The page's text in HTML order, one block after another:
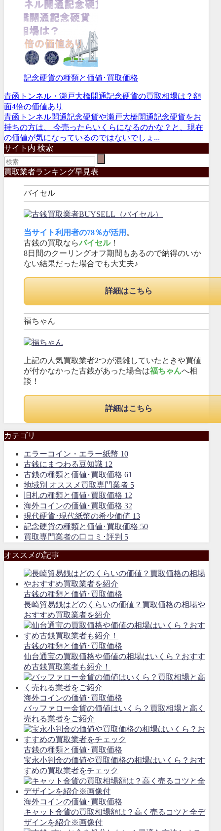
記念硬貨の種類と価値･買取価格
青函トンネル・瀬戸大橋開通記念硬貨の買取相場は？額
面4倍の価値あり
青函トンネル開通記念硬貨や瀬戸大橋開通記念硬貨をお
持ちの方は、 今売ったらいくらになるのかな？と、現在
の価値が気になっているのではないでしょ...
サイト内 検索
買取業者ランキング早見表
バイセル
当サイト利用者の78％が活用 。
古銭の買取ならバイセル！
8日間のクーリングオフ期間もあるので納得のいか
ない結果だった場合でも大丈夫♪
詳細はこちら
福ちゃん
上記の人気買取業者2つが混雑していたときや買値
が付かなかった古銭があった場合は福ちゃんへ相
談！
詳細はこちら
カテゴリ
エラーコイン・エラー紙幣 10
古銭にまつわる豆知識 12
古銭の種類と価値･買取価格 61
地域別 オススメ買取専門業者 5
旧札の種類と価値･買取価格 12
海外コインの価値･買取価格 32
現代硬貨･現代紙幣の希少価値 13
記念硬貨の種類と価値･買取価格 50
買取専門業者の口コミ･評判 5
オススメの記事
古銭の種類と価値･買取価格
長崎貿易銭はどのくらいの価値？買取価格の相場や
おすすめ買取業者を紹介
古銭の種類と価値･買取価格
仙台通宝の買取価格や価値の相場はいくら？おすす
め古銭買取業者も紹介！
海外コインの価値･買取価格
バッファロー金貨の価値はいくら？買取相場と高く
売れる業者をご紹介
古銭の種類と価値･買取価格
宝永小判金の価値や買取価格の相場はいくら？おす
すめの買取業者をチェック
海外コインの価値･買取価格
キャット金貨の買取相場額は？高く売るコツと全デ
ザインを紹介※画像付